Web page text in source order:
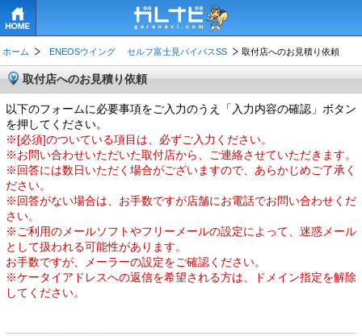
ホーム ENEOSウイング セルフ富士見バイパスSS 取付店へのお見積り依頼
取付店へのお見積り依頼
以下のフォームに必要事項をご入力のうえ「入力内容の確認」ボタン
を押してください。
※[必須]のついている項目は、必ずご入力ください。
※お問い合わせいただいた取付店から、ご連絡させていただきます。
※回答には数日いただく場合がございますので、あらかじめご了承く
ださい。
※回答がない場合は、お手数ですが店舗にお電話でお問い合わせくだ
さい。
※ご利用のメールソフトやフリーメールの設定によって、迷惑メール
として扱われる可能性があります。
お手数ですが、メーラーの設定をご確認ください。
※ケータイアドレスへの返信を希望される方は、ドメイン指定を解除
してください。